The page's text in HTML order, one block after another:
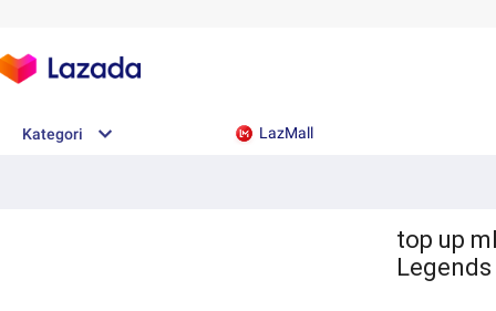
Kategori LazMall
top up
Legends